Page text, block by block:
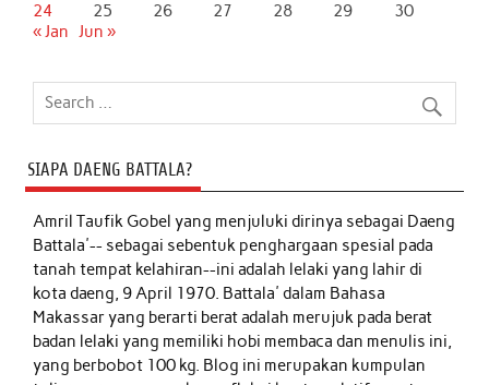
24
25 26 27 28 29
30
« Jan Jun »
SIAPA DAENG BATTALA?
Amril Taufik Gobelyang menjuluki dirinya sebagai Daeng
Battala'-- sebagai sebentuk penghargaan spesial pada
tanah tempat kelahiran--ini adalah lelaki yang lahir di
kota daeng, 9 April 1970. Battala' dalam Bahasa
Makassar yang berarti berat adalah merujuk pada berat
badan lelaki yang memiliki hobi membaca dan menulis ini,
yang berbobot 100 kg. Blog ini merupakan kumpulan